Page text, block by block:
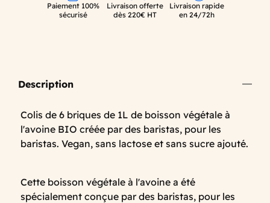
Paiement 100%
sécurisé
Livraison offerte
dès 220€ HT
Livraison rapide
en 24/72h
Description
Colis de 6 briques de 1L de boisson végétale à
l'avoine BIO créée par des baristas, pour les
baristas. Vegan, sans lactose et sans sucre ajouté.
Cette boisson végétale à l'avoine a été
spécialement conçue par des baristas, pour les